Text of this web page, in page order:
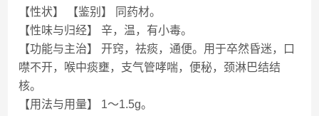
【性状】 【鉴别】 同药材。
【性味与归经】 辛，温，有小毒。
【功能与主治】 开窍，祛痰，通便。用于卒然昏迷，口
噤不开，喉中痰壅，支气管哮喘，便秘，颈淋巴结结
核。
【用法与用量】 1～1.5g。